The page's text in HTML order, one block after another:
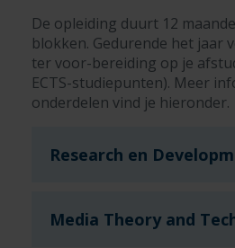
De opleiding duurt 12
blokken. Gedurende het jaar
ter voor-bereiding op je
ECTS-studiepunten). Meer
onderdelen vind je hieronder.
Research en
Media Theory and